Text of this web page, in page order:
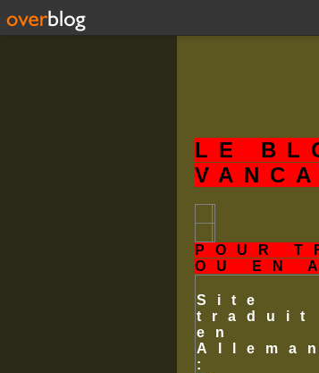
LE
POUR
OU EN
Site
traduit
en
: